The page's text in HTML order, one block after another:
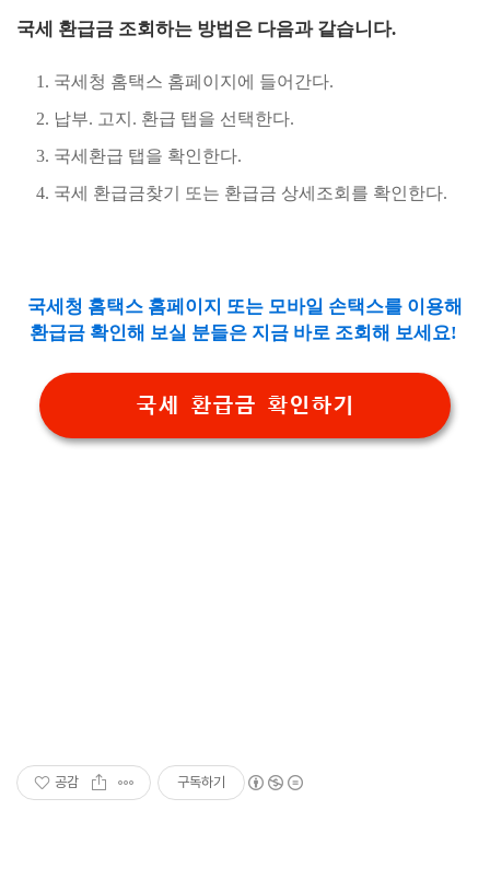
국세 환급금 조회하는 방법은 다음과 같습니다.
국세청 홈택스 홈페이지에 들어간다.
납부. 고지. 환급 탭을 선택한다.
국세환급 탭을 확인한다.
국세 환급금찾기 또는 환급금 상세조회를 확인한다.
국세청 홈택스 홈페이지 또는 모바일 손택스를 이용해
환급금 확인해 보실 분들은 지금 바로 조회해 보세요!
국세 환급금 확인하기
공감 구독하기